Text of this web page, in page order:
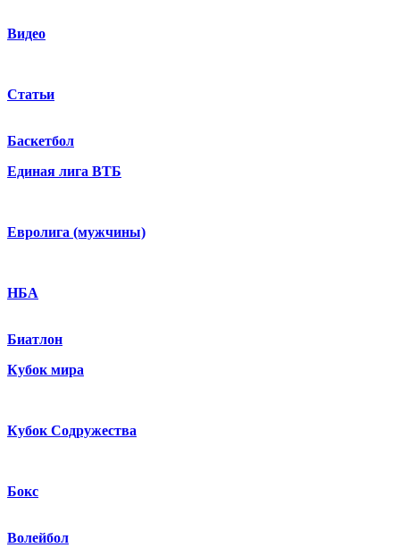
Видео
Статьи
Баскетбол
Единая лига ВТБ
Евролига (мужчины)
НБА
Биатлон
Кубок мира
Кубок Содружества
Бокс
Волейбол